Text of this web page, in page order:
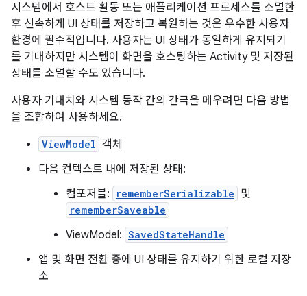
시스템에서 호스트 활동 또는 애플리케이션 프로세스를 소멸한
후 신속하게 UI 상태를 저장하고 복원하는 것은 우수한 사용자
환경에 필수적입니다. 사용자는 UI 상태가 동일하게 유지되기
를 기대하지만 시스템이 화면을 호스팅하는 Activity 및 저장된
상태를 소멸할 수도 있습니다.
사용자 기대치와 시스템 동작 간의 간극을 메우려면 다음 방법
을 조합하여 사용하세요.
ViewModel 객체
다음 컨텍스트 내에 저장된 상태:
컴포저블:
rememberSerializable 및
rememberSaveable
ViewModel: SavedStateHandle
앱 및 화면 전환 중에 UI 상태를 유지하기 위한 로컬 저장
소